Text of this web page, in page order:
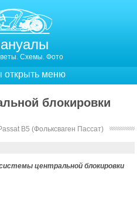
Схемы. Фото
открыть меню
блокировки
B5 (Фольксваген Пассат)
центральной блокировки